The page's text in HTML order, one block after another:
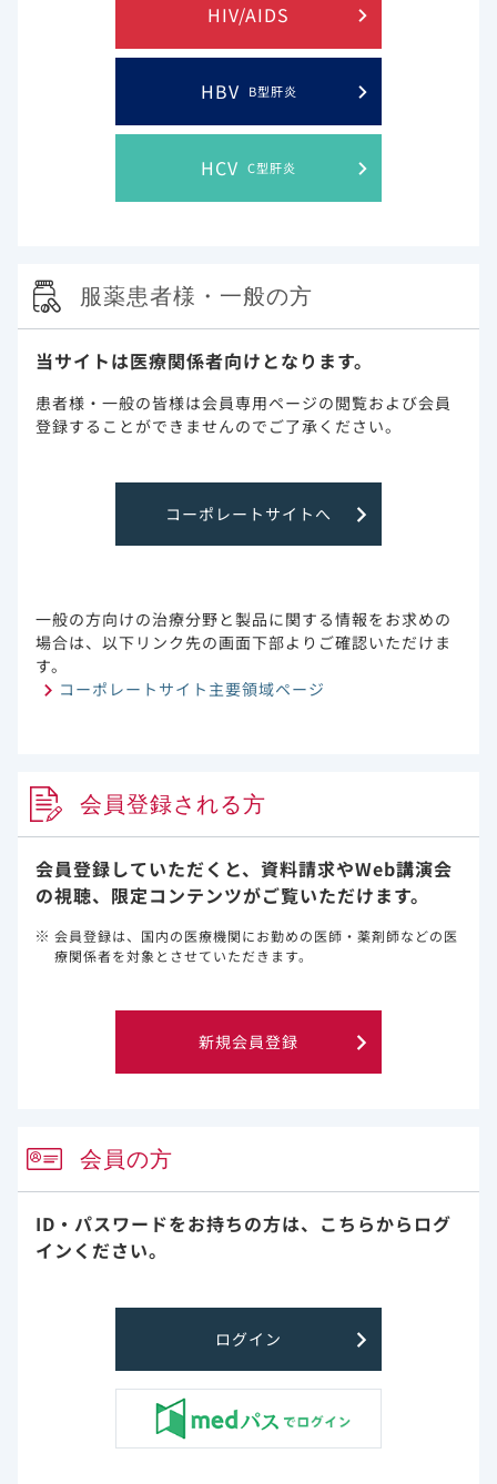
おもと会グループ特別顧問/
京都府立医科大学救急医療学教室/
介護保険施設のFAQ（おもと会の取り
組み）
設におけるCOVID-19への対応をFAQ形式でご紹介いた
します。
医療法人おもと会
大浜第二病院
副院長 我謝道弘先生
HIV/AIDS
HBV B型肝炎
HCV C型肝炎
服薬患者様・一般の方
当サイトは医療関係者向けとなります。
患者様・一般の皆様は会員専用ページの閲覧および会員
登録することができませんのでご了承ください。
コーポレートサイトへ
一般の方向けの治療分野と製品に関する情報をお求めの
場合は、以下リンク先の画面下部よりご確認いただけま
す。
コーポレートサイト主要領域ページ
会員登録される方
会員登録していただくと、資料請求やWeb講演会
の視聴、限定コンテンツがご覧いただけます。
会員登録は、国内の医療機関にお勤めの医師・薬剤師などの医
療関係者を対象とさせていただきます。
新規会員登録
会員の方
ID・パスワードをお持ちの方は、 こちらからログ
インください。
ログイン